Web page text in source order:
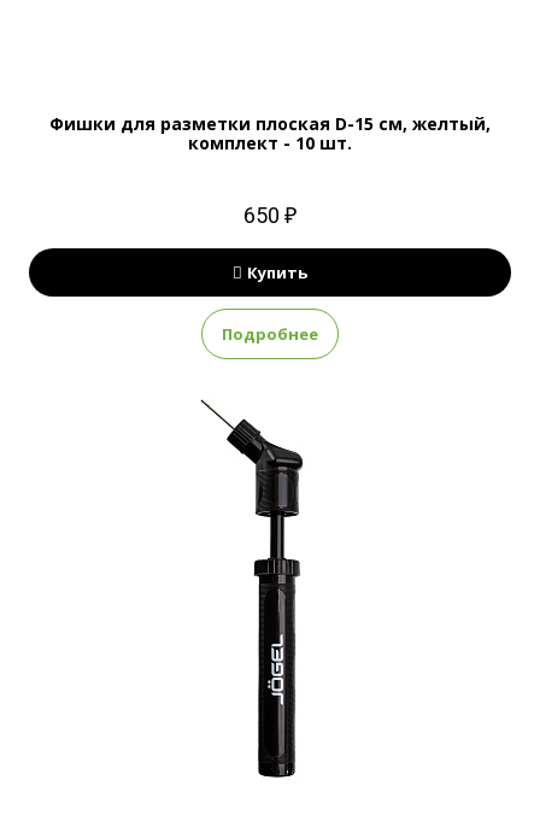
Фишки для разметки плоская D-15 см, желтый,
комплект - 10 шт.
650 ₽
Купить
Подробнее